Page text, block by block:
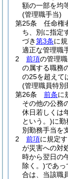
額の一部を均
(管理職手当)
第25条
任命権
ち、別に指定
づき第3条に
適正な管理職
2
前項の管理
の属する職務
の25を超えて
(管理職員特別
第26条
前条に
その他の公務
休日若しくは
という。)に勤
別勤務手当を
2
前項に規定
が災害への対
時から翌日の
除く。)であ
合は、当該職